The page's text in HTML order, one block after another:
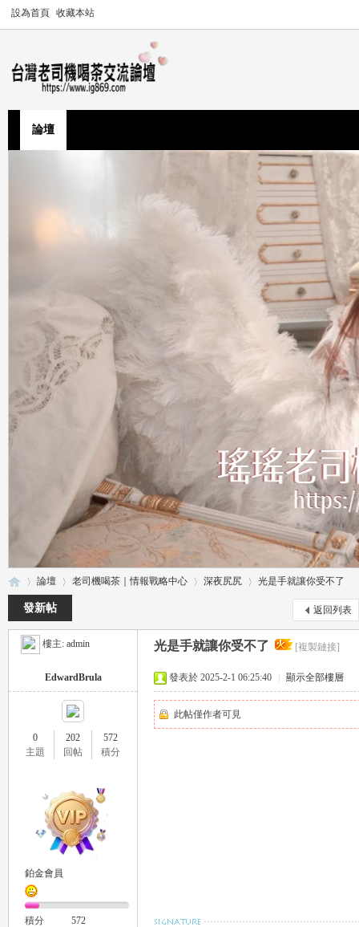
設為首頁 收藏本站
論壇
»
論壇
›
老司機喝茶｜情報戰略中心
›
深夜尻尻
›
光是手就讓你受不了
返回列表
發新帖
樓主: admin 光是手就讓你受不了 [複製鏈接]
EdwardBrula
0
主題
202
回帖
572
積分
鉑金會員
積分 572
發表於 2025-2-1 06:25:40 顯示全部樓層
此帖僅作者可見